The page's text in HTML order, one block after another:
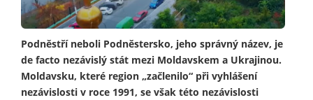
Podněstří neboli Podněstersko, jeho správný název, je
de facto nezávislý stát mezi Moldavskem a Ukrajinou.
Moldavsku, které region „začlenilo“ při vyhlášení
nezávislosti v roce 1991, se však této nezávislosti